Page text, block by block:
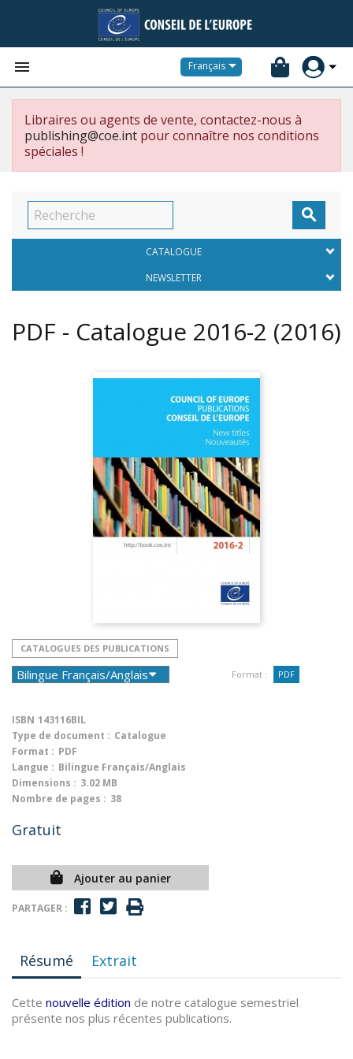
 Français
Libraires ou agents de vente, contactez-nous à
publishing@coe.int pour connaître nos conditions
spéciales !

CATALOGUE
NEWSLETTER
PDF - Catalogue 2016-2 (2016)
CATALOGUES DES PUBLICATIONS
Format : PDF
ISBN 143116BIL
Type de document : Catalogue
Format : PDF
Langue : Bilingue Français/Anglais
Dimensions : 3.02 MB
Nombre de pages : 38
Gratuit
Ajouter au panier
PARTAGER :
Résumé Extrait
Cette nouvelle édition de notre catalogue semestriel
présente nos plus récentes publications.